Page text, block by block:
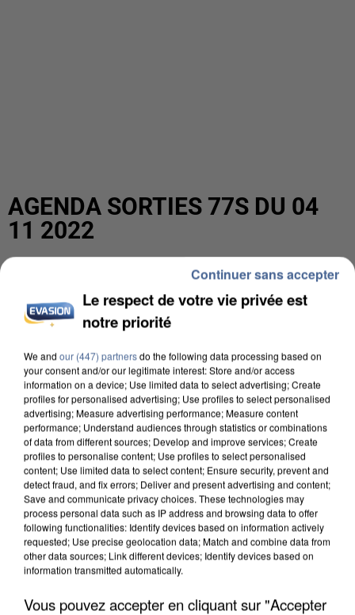
AGENDA SORTIES 77S DU 04
11 2022
Le respect de votre vie privée est
notre priorité
We and our (447) partnersdo the following data processing based on
your consent and/or our legitimate interest: Store and/or access
information on a device; Use limited data to select advertising; Create
profiles for personalised advertising; Use profiles to select personalised
advertising; Measure advertising performance; Measure content
performance; Understand audiences through statistics or combinations
of data from different sources; Develop and improve services; Create
profiles to personalise content; Use profiles to select personalised
content; Use limited data to select content; Ensure security, prevent and
detect fraud, and fix errors; Deliver and present advertising and content;
Save and communicate privacy choices. These technologies may
process personal data such as IP address and browsing data to offer
following functionalities: Identify devices based on information actively
requested; Use precise geolocation data; Match and combine data from
other data sources; Link different devices; Identify devices based on
information transmitted automatically.
Vous pouvez accepter en cliquant sur "Accepter
Continuer sans accepter